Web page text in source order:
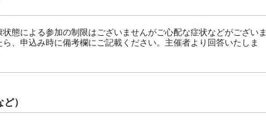
状態による参加の制限はございませんがご心配な症状などがございま
ら、申込み時に備考欄にご記載ください。主催者より回答いたしま
）